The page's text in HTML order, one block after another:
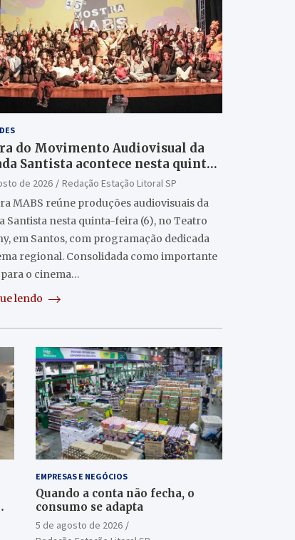
do Movimento Audiovisual da
Santista acontece nesta quinta
Teatro Guarany
de 2026
Redação Estação Litoral SP
MABS reúne produções audiovisuais da
Santista nesta quinta-feira (6), no Teatro
em Santos, com programação dedicada
regional. Consolidada como importante
o cinema…
lendo
EMPRESAS E NEGÓCIOS
Quando a conta não fecha, o
consumo se adapta
5 de agosto de 2026